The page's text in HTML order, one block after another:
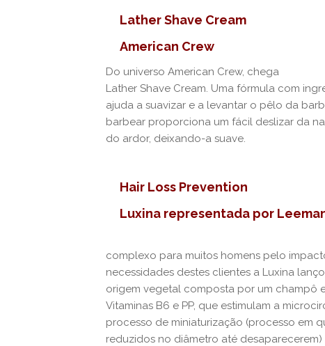
Lather Shave Cream
American Crew
Do universo American Crew, chega
Lather Shave Cream. Uma fórmula com
ajuda a suavizar e a levantar o pêlo da
barbear proporciona um fácil deslizar da
do ardor, deixando-a suave.
Hair Loss Prevention
Luxina representada por
complexo para muitos homens pelo
necessidades destes clientes a Luxina
origem vegetal composta por um champô
Vitaminas B6 e PP, que estimulam a
processo de miniaturização (processo em
reduzidos no diâmetro até